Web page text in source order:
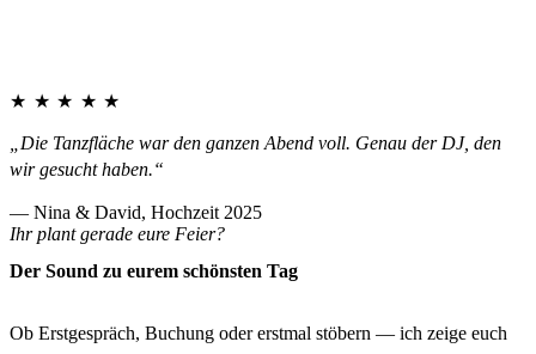
★★★★★
„Die Tanzfläche war den ganzen Abend voll. Genau der DJ, den
wir gesucht haben.“
— Nina & David, Hochzeit 2025
Ihr plant gerade eure Feier?
Der Sound zu eurem schönsten Tag
Ob Erstgespräch, Buchung oder erstmal stöbern — ich zeige euch